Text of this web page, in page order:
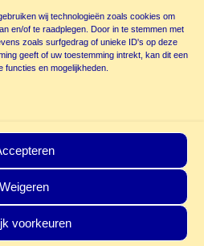
wij technologieën zoals cookies om
en/of te raadplegen. Door in te stemmen met
zoals surfgedrag of unieke ID's op deze
geeft of uw toestemming intrekt, kan dit een
functies en mogelijkheden.
Weigeren
voorkeuren
| Deze site is beschermd door
PolicyenTerms of Servicezijn van